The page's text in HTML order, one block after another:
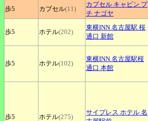
歩5 カプセル(11)
カプセル キャビン プ
チ ナゴヤ
歩5 ホテル(202)
東横INN 名古屋駅 桜
通口 新館
歩5 ホテル(102)
東横INN 名古屋駅桜
通口 本館
歩5 ホテル(275)
サイプレス ホテル 名